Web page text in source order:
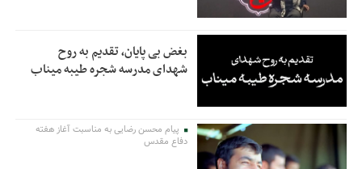
بغض بی پایان، تقدیم به روح
شهدای مدرسه شجره طیبه میناب
پیام محسن رضایی به مناسبت آغاز هفته
دفاع مقدس